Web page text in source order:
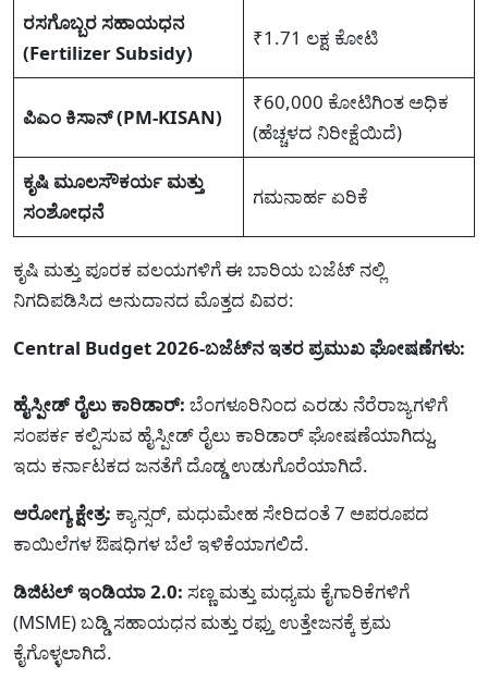
ರಸಗೊಬ್ಬರ ಸಹಾಯಧನ
(Fertilizer Subsidy)
₹1.71 ಲಕ್ಷ ಕೋಟಿ
ಪಿಎಂ ಕಿಸಾನ್ (PM-KISAN)
₹60,000 ಕೋಟಿಗಿಂತ ಅಧಿಕ
(ಹೆಚ್ಚಳದ ನಿರೀಕ್ಷೆಯಿದೆ)
ಕೃಷಿ ಮೂಲಸೌಕರ್ಯ ಮತ್ತು
ಸಂಶೋಧನೆ
ಗಮನಾರ್ಹ ಏರಿಕೆ
ಕೃಷಿ ಮತ್ತು ಪೂರಕ ವಲಯಗಳಿಗೆ ಈ ಬಾರಿಯ ಬಜೆಟ್ ನಲ್ಲಿ
ನಿಗದಿಪಡಿಸಿದ ಅನುದಾನದ ಮೊತ್ತದ ವಿವರ:
Central Budget 2026-ಬಜೆಟ್‌ನ ಇತರ ಪ್ರಮುಖ ಘೋಷಣೆಗಳು:
ಹೈಸ್ಪೀಡ್ ರೈಲು ಕಾರಿಡಾರ್: ಬೆಂಗಳೂರಿನಿಂದ ಎರಡು ನೆರೆರಾಜ್ಯಗಳಿಗೆ
ಸಂಪರ್ಕ ಕಲ್ಪಿಸುವ ಹೈಸ್ಪೀಡ್ ರೈಲು ಕಾರಿಡಾರ್ ಘೋಷಣೆಯಾಗಿದ್ದು,
ಇದು ಕರ್ನಾಟಕದ ಜನತೆಗೆ ದೊಡ್ಡ ಉಡುಗೊರೆಯಾಗಿದೆ.
ಆರೋಗ್ಯ ಕ್ಷೇತ್ರ: ಕ್ಯಾನ್ಸರ್, ಮಧುಮೇಹ ಸೇರಿದಂತೆ 7 ಅಪರೂಪದ
ಕಾಯಿಲೆಗಳ ಔಷಧಿಗಳ ಬೆಲೆ ಇಳಿಕೆಯಾಗಲಿದೆ.
ಡಿಜಿಟಲ್ ಇಂಡಿಯಾ 2.0: ಸಣ್ಣ ಮತ್ತು ಮಧ್ಯಮ ಕೈಗಾರಿಕೆಗಳಿಗೆ
(MSME) ಬಡ್ಡಿ ಸಹಾಯಧನ ಮತ್ತು ರಫ್ತು ಉತ್ತೇಜನಕ್ಕೆ ಕ್ರಮ
ಕೈಗೊಳ್ಳಲಾಗಿದೆ.